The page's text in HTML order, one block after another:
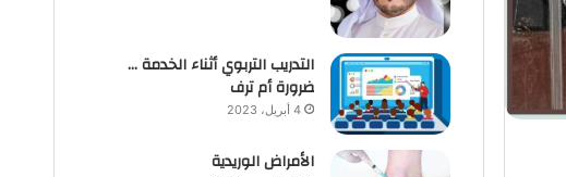
التدريب التربوي أثناء الخدمة …
ضرورة أم ترف
4 أبريل، 2023
الأمراض الوريدية